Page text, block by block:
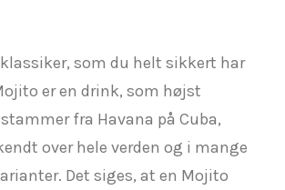
som du helt sikkert har
er en drink, som højst
fra Havana på Cuba,
over hele verden og i mange
Det siges, at en Mojito